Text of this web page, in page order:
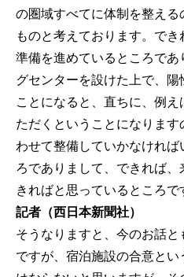
の圏域すべてに体制を整え
ものと考えております。で
準備を進めているところで
グセンターを設けた上で、陽
ことになると、直ちに、例
ただくということになりま
わせて整備していかなければ
ろでありまして、できれば
きればと思っているところで
記者（西日本新聞社）
そうなりますと、今のお話
ですが、宿泊施設の合意と